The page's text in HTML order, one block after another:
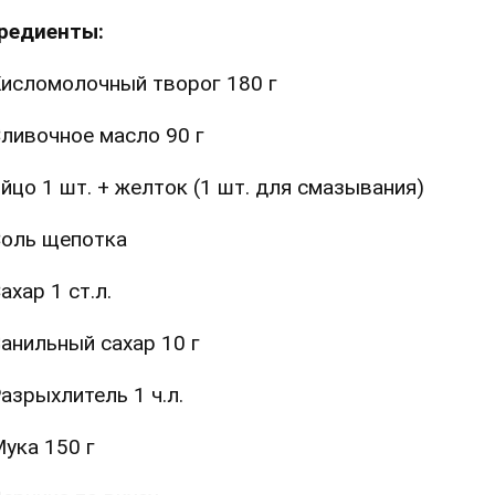
творог 180 г
масло 90 г
1 шт. + желток (1 шт. для смазывания)
щепотка
1 ст.л.
сахар 10 г
1 ч.л.
150 г